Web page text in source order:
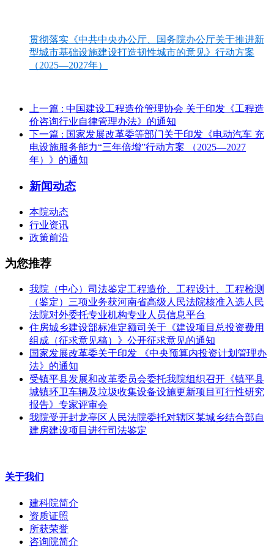
贯彻落实《中共中央办公厅、国务院办公厅关于推进新
型城市基础设施建设打造韧性城市的意见》行动方案
（2025—2027年）
上一篇 : 中国建设工程造价管理协会 关于印发《工程造
价咨询行业自律管理办法》的通知
下一篇 : 国家发展改革委等部门关于印发《电动汽车 充
电设施服务能力“三年倍增”行动方案 （2025—2027
年）》的通知
新闻动态
本院动态
行业资讯
政策前沿
为您推荐
我院（中心）司法鉴定工程造价、工程设计、工程检测
（鉴定）三项业务获河南省高级人民法院核准入选人民
法院对外委托专业机构专业人员信息平台
住房城乡建设部标准定额司关于《建设项目总投资费用
组成（征求意见稿）》公开征求意见的通知
国家发展改革委关于印发 《中央预算内投资计划管理办
法》的通知
受镇平县发展和改革委员会委托我院组织召开《镇平县
城镇环卫车辆及垃圾收集设备设施更新项目可行性研究
报告》专家评审会
我院受开封龙亭区人民法院委托对辖区某城乡结合部自
建房建设项目进行司法鉴定
关于我们
建科院简介
资质证照
所获荣誉
咨询院简介